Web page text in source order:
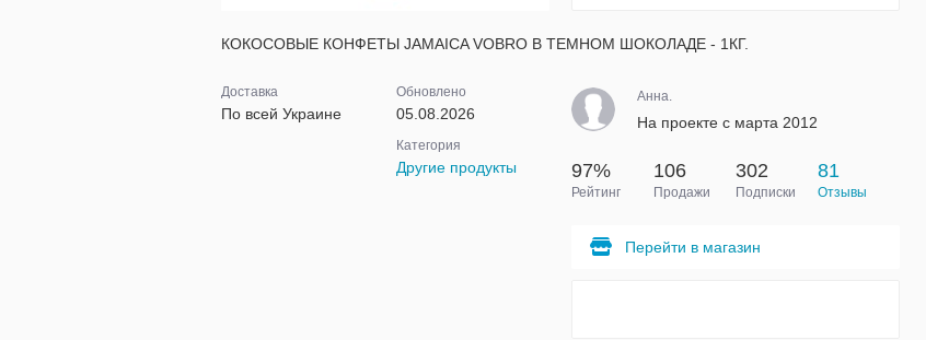
КОКОСОВЫЕ КОНФЕТЫ JAMAICA VOBRO В ТЕМНОМ ШОКОЛАДЕ - 1КГ.
Доставка
По всей Украине
Обновлено
05.08.2026
Категория
Другие продукты
Анна.
На проекте с марта 2012
97%
Рейтинг
106
Продажи
302
Подписки
81
Отзывы
Перейти в магазин